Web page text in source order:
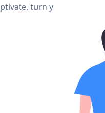
turn y